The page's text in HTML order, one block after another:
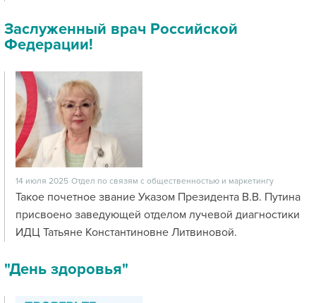
Заслуженный врач Российской
Федерации!
14 июля 2025 Отдел по связям с общественностью и маркетингу
Такое почетное звание Указом Президента В.В. Путина
присвоено заведующей отделом лучевой диагностики
ИДЦ Татьяне Константиновне Литвиновой.
"День здоровья"